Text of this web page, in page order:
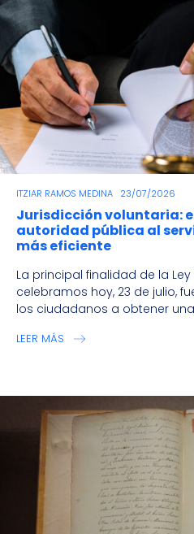
ITZIAR RAMOS MEDINA 23/07/2026
Jurisdicción voluntaria:
autoridad pública al
más eficiente
La principal finalidad de la Ley
celebramos hoy, 23 de julio,
los ciudadanos a obtener una
LEER MÁS